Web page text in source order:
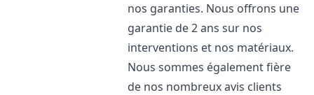
nos garanties. Nous offrons une
garantie de 2 ans sur nos
interventions et nos matériaux.
Nous sommes également fière
de nos nombreux avis clients